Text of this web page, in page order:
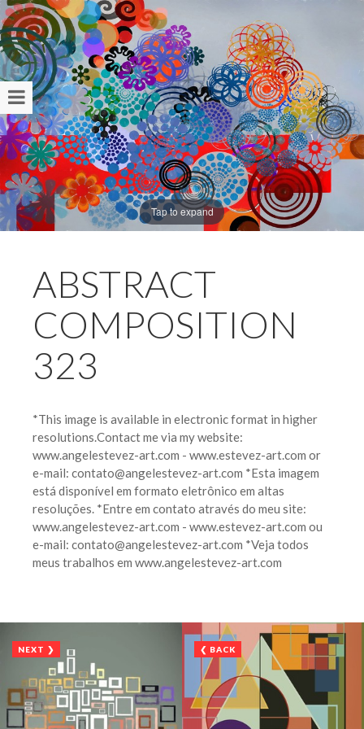
Tap to expand
ABSTRACT
COMPOSITION
323
*This image is available in electronic format in higher
resolutions.Contact me via my website:
www.angelestevez-art.com - www.estevez-art.com or
e-mail: contato@angelestevez-art.com *Esta imagem
está disponível em formato eletrônico em altas
resoluções. *Entre em contato através do meu site:
www.angelestevez-art.com - www.estevez-art.com ou
e-mail: contato@angelestevez-art.com *Veja todos
meus trabalhos em www.angelestevez-art.com
NEXT ❯ ❮ BACK